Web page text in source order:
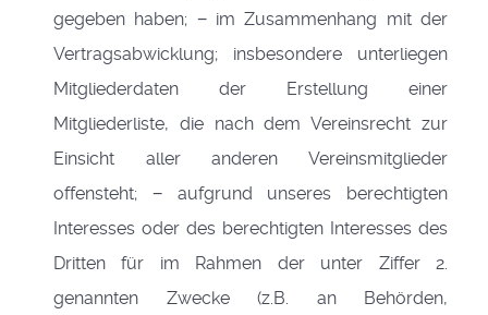
gegeben haben; − im Zusammenhang mit der
Vertragsabwicklung; insbesondere unterliegen
Mitgliederdaten der Erstellung einer
Mitgliederliste, die nach dem Vereinsrecht zur
Einsicht aller anderen Vereinsmitglieder
offensteht; − aufgrund unseres berechtigten
Interesses oder des berechtigten Interesses des
Dritten für im Rahmen der unter Ziffer 2.
genannten Zwecke (z.B. an Behörden,